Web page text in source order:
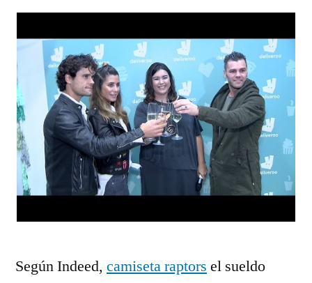
Según Indeed, camiseta raptors el sueldo